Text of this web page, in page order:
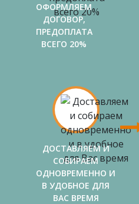
ОФОРМЛЯЕМ
ДОГОВОР,
ПРЕДОПЛАТА
ВСЕГО 20%
ДОСТАВЛЯЕМ И
СОБИРАЕМ
ОДНОВРЕМЕННО И
В УДОБНОЕ ДЛЯ
ВАС ВРЕМЯ